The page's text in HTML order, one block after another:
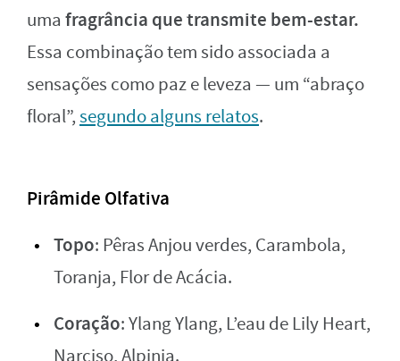
uma fragrância que transmite bem-estar.
Essa combinação tem sido associada a
sensações como paz e leveza — um “abraço
floral”,segundo alguns relatos.
Pirâmide Olfativa
Topo: Pêras Anjou verdes, Carambola,
Toranja, Flor de Acácia.
Coração: Ylang Ylang, L’eau de Lily Heart,
Narciso, Alpinia.